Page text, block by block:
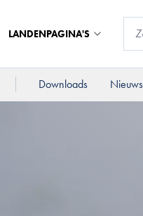
LANDENPAGINA'S
Downloads Nieuws